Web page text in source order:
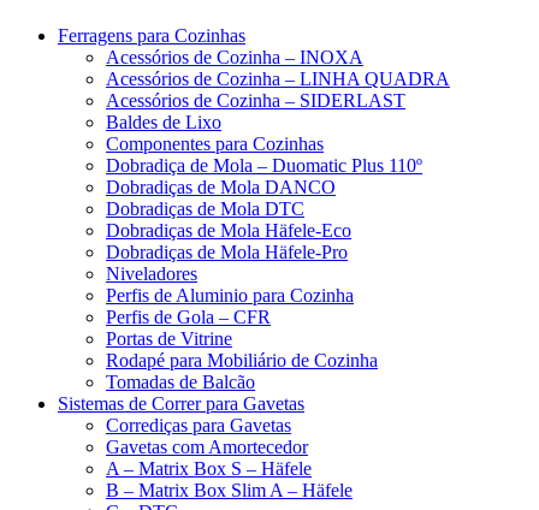
Ferragens para Cozinhas
Acessórios de Cozinha – INOXA
Acessórios de Cozinha – LINHA QUADRA
Acessórios de Cozinha – SIDERLAST
Baldes de Lixo
Componentes para Cozinhas
Dobradiça de Mola – Duomatic Plus 110º
Dobradiças de Mola DANCO
Dobradiças de Mola DTC
Dobradiças de Mola Häfele-Eco
Dobradiças de Mola Häfele-Pro
Niveladores
Perfis de Aluminio para Cozinha
Perfis de Gola – CFR
Portas de Vitrine
Rodapé para Mobiliário de Cozinha
Tomadas de Balcão
Sistemas de Correr para Gavetas
Corrediças para Gavetas
Gavetas com Amortecedor
A – Matrix Box S – Häfele
B – Matrix Box Slim A – Häfele